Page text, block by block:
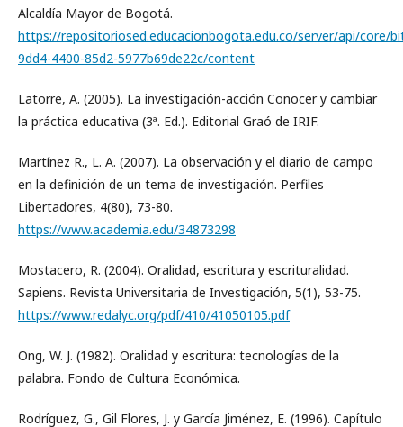
Alcaldía Mayor de Bogotá.
https://repositoriosed.educacionbogota.edu.co/server/api/core/
9dd4-4400-85d2-5977b69de22c/content
Latorre, A. (2005). La investigación-acción Conocer y cambiar
la práctica educativa (3ª. Ed.). Editorial Graó de IRIF.
Martínez R., L. A. (2007). La observación y el diario de campo
en la definición de un tema de investigación. Perfiles
Libertadores, 4(80), 73-80.
https://www.academia.edu/34873298
Mostacero, R. (2004). Oralidad, escritura y escrituralidad.
Sapiens. Revista Universitaria de Investigación, 5(1), 53-75.
https://www.redalyc.org/pdf/410/41050105.pdf
Ong, W. J. (1982). Oralidad y escritura: tecnologías de la
palabra. Fondo de Cultura Económica.
Rodríguez, G., Gil Flores, J. y García Jiménez, E. (1996). Capítulo